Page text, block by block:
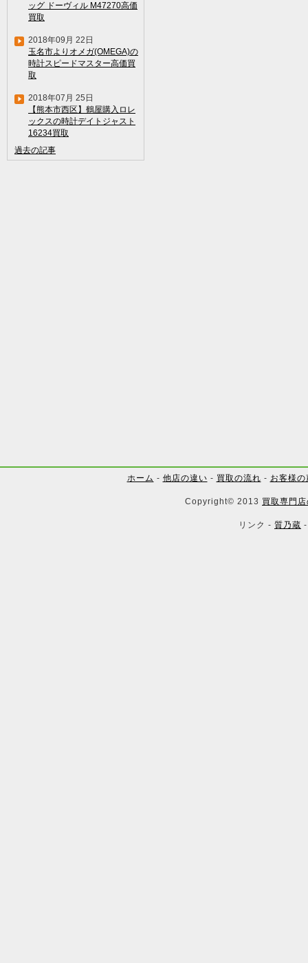
ッグ ドーヴィル M47270高価
買取
2018年09月 22日
玉名市よりオメガ(OMEGA)の
時計スピードマスター高価買
取
2018年07月 25日
【熊本市西区】鶴屋購入ロレ
ックスの時計デイトジャスト
16234買取
過去の記事
ホーム - 他店の違い - 買取の流れ - お客様の
Copyright© 2013 買取専門
リンク - 質乃蔵